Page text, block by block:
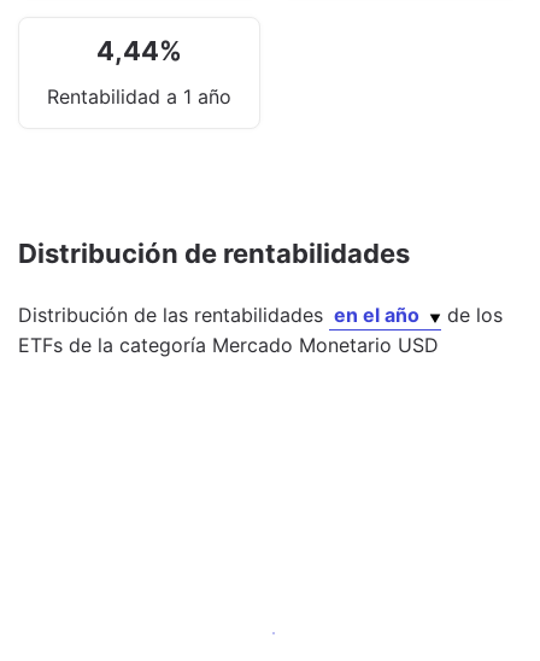
4,44%
Rentabilidad a 1 año
Distribución de rentabilidades
Distribución de las rentabilidades en el año
de los
ETFs de la categoría Mercado Monetario USD